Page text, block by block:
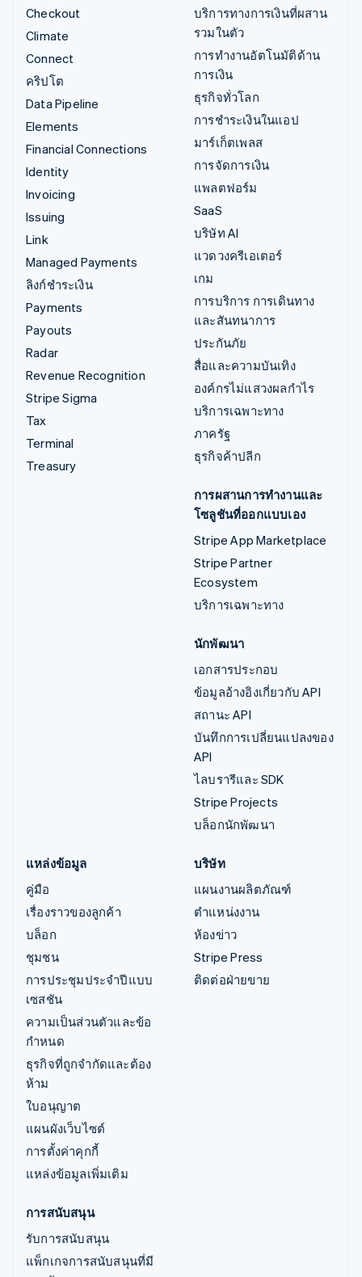
Checkout
Climate
Connect
คริปโต
Data Pipeline
Elements
Financial Connections
Identity
Invoicing
Issuing
Link
Managed Payments
ลิงก์ชำระเงิน
Payments
Payouts
Radar
Revenue Recognition
Stripe Sigma
Tax
Terminal
Treasury
บริการทางการเงินที่ผสาน
รวมในตัว
การทำงานอัตโนมัติด้าน
การเงิน
ธุรกิจทั่วโลก
การชำระเงินในแอป
มาร์เก็ตเพลส
การจัดการเงิน
แพลตฟอร์ม
SaaS
บริษัท AI
แวดวงครีเอเตอร์
เกม
การบริการ การเดินทาง
และสันทนาการ
ประกันภัย
สื่อและความบันเทิง
องค์กรไม่แสวงผลกำไร
บริการเฉพาะทาง
ภาครัฐ
ธุรกิจค้าปลีก
การผสานการทำงานและ
โซลูชันที่ออกแบบเอง
Stripe App Marketplace
Stripe Partner
Ecosystem
บริการเฉพาะทาง
นักพัฒนา
เอกสารประกอบ
ข้อมูลอ้างอิงเกี่ยวกับ API
สถานะ API
บันทึกการเปลี่ยนแปลงของ
API
ไลบรารีและ SDK
Stripe Projects
บล็อกนักพัฒนา
แหล่งข้อมูล
คู่มือ
เรื่องราวของลูกค้า
บล็อก
ชุมชน
การประชุมประจำปีแบบ
เซสชัน
ความเป็นส่วนตัวและข้อ
กำหนด
ธุรกิจที่ถูกจำกัดและต้อง
ห้าม
ใบอนุญาต
แผนผังเว็บไซต์
การตั้งค่าคุกกี้
แหล่งข้อมูลเพิ่มเติม
บริษัท
แผนงานผลิตภัณฑ์
ตำแหน่งงาน
ห้องข่าว
Stripe Press
ติดต่อฝ่ายขาย
การสนับสนุน
รับการสนับสนุน
แพ็กเกจการสนับสนุนที่มี